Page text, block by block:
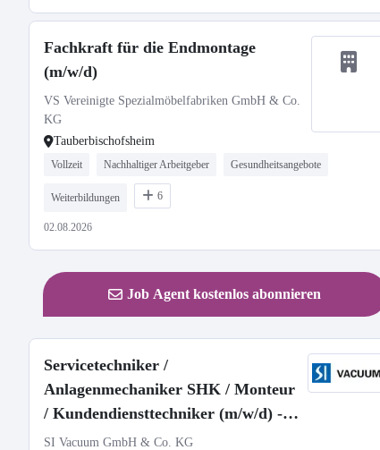
Fachkraft für die Endmontage
(m/w/d)
VS Vereinigte Spezialmöbelfabriken GmbH & Co.
KG
Tauberbischofsheim
Vollzeit Nachhaltiger Arbeitgeber Gesundheitsangebote
Weiterbildungen 6
02.08.2026
Job Agent kostenlos abonnieren
Servicetechniker /
Anlagenmechaniker SHK / Monteur
/ Kundendiensttechniker (m/w/d) -
Anlagenbau & Gebäudetechnik
SI Vacuum GmbH & Co. KG